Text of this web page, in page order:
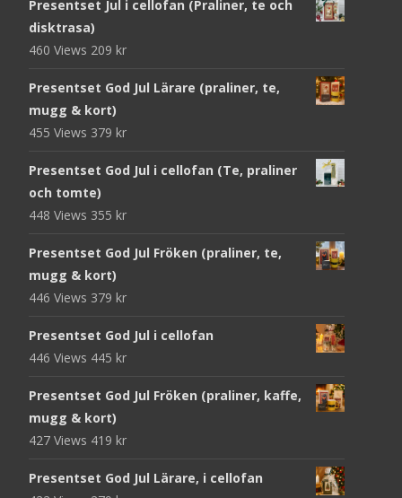
Presentset Jul i cellofan (Praliner, te och
disktrasa)
460 Views 209 kr
Presentset God Jul Lärare (praliner, te,
mugg & kort)
455 Views 379 kr
Presentset God Jul i cellofan (Te, praliner
och tomte)
448 Views 355 kr
Presentset God Jul Fröken (praliner, te,
mugg & kort)
446 Views 379 kr
Presentset God Jul i cellofan
446 Views 445 kr
Presentset God Jul Fröken (praliner, kaffe,
mugg & kort)
427 Views 419 kr
Presentset God Jul Lärare, i cellofan